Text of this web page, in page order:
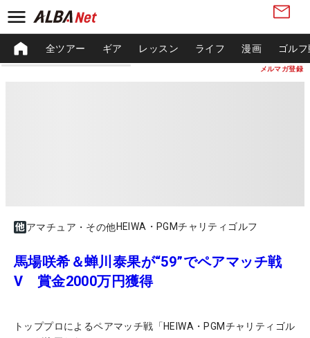
メルマガ登録
全ツアー ギア レッスン ライフ 漫画 ゴル
アマチュア・その他HEIWA・PGMチャリティゴルフ
馬場咲希＆蝉川泰果が“59”でペアマッチ戦
V 賞金2000万円獲得
トッププロによるペアマッチ戦「HEIWA・PGMチャリティゴル